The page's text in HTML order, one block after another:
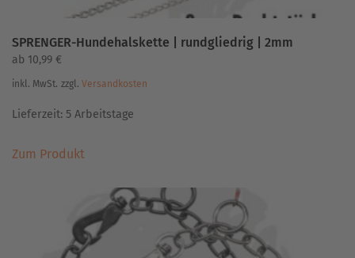
SPRENGER-Hundehalskette | rundgliedrig | 2mm
ab 10,99 €
inkl. MwSt. zzgl. Versandkosten
Lieferzeit: 5 Arbeitstage
Zum ProduktProdukt
mehrere
Varianten
auf.
Die